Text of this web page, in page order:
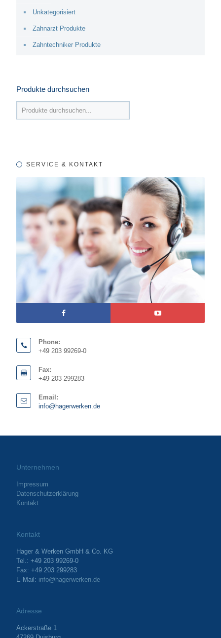
Unkategorisiert
Zahnarzt Produkte
Zahntechniker Produkte
Produkte durchsuchen
SERVICE & KONTAKT
Phone:
+49 203 99269-0
Fax:
+49 203 299283
Email:
info@hagerwerken.de
Unternehmen
Impressum
Datenschutzerklärung
Kontakt
Kontakt
Hager & Werken GmbH & Co. KG
Tel.: +49 203 99269-0
Fax: +49 203 299283
E-Mail: info@hagerwerken.de
Adresse
Ackerstraße 1